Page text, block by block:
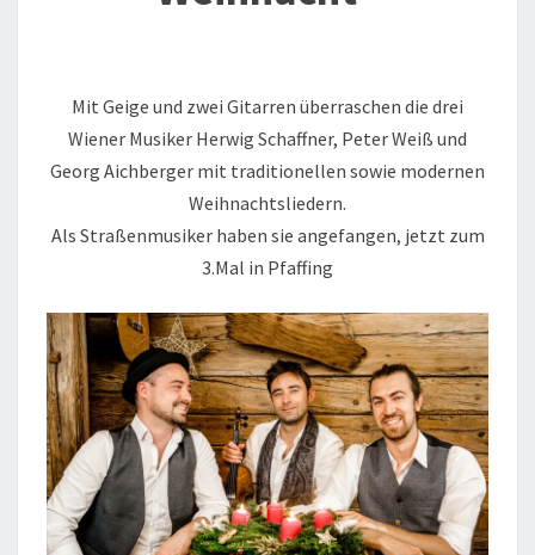
Mit Geige und zwei Gitarren überraschen die drei
Wiener Musiker Herwig Schaffner, Peter Weiß und
Georg Aichberger mit traditionellen sowie modernen
Weihnachtsliedern.
Als Straßenmusiker haben sie angefangen, jetzt zum
3.Mal in Pfaffing